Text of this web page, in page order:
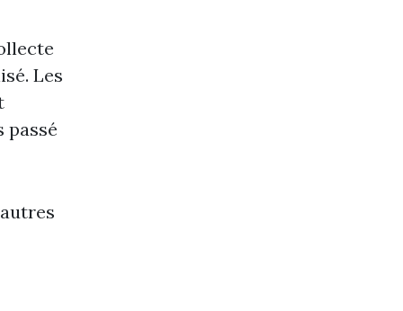
Les
passé